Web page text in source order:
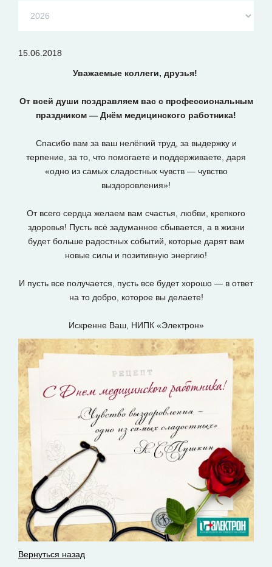
15.06.2018
Уважаемые коллеги, друзья!
От всей души поздравляем вас с профессиональным
праздником — Днём медицинского работника!
Спасибо вам за ваш нелёгкий труд, за выдержку и
терпение, за то, что помогаете и поддерживаете, даря
«одно из самых сладостных чувств — чувство
выздоровления»!
От всего сердца желаем вам счастья, любви, крепкого
здоровья! Пусть всё задуманное сбывается, а в жизни
будет больше радостных событий, которые дарят вам
новые силы и позитивную энергию!
И пусть все получается, пусть все будет хорошо — в ответ
на то добро, которое вы делаете!
Искренне Ваш, НИПК «Электрон»
Вернуться назад